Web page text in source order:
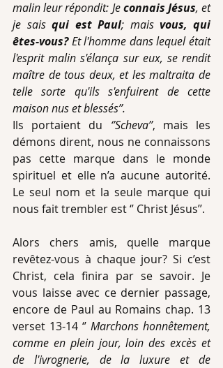
malin leur répondit: Je connais Jésus, et
je sais qui est Paul; mais vous, qui
êtes-vous? Et l'homme dans lequel était
l'esprit malin s'élança sur eux, se rendit
maître de tous deux, et les maltraita de
telle sorte qu'ils s'enfuirent de cette
maison nus et blessés’’.
Ils portaient du ‘’Scheva’’, mais les
démons dirent, nous ne connaissons
pas cette marque dans le monde
spirituel et elle n’a aucune autorité.
Le seul nom et la seule marque qui
nous fait trembler est ‘’ Christ Jésus’’.
Alors chers amis, quelle marque
revêtez-vous à chaque jour? Si c’est
Christ, cela finira par se savoir. Je
vous laisse avec ce dernier passage,
encore de Paul au Romains chap. 13
verset 13-14 ‘’ Marchons honnêtement,
comme en plein jour, loin des excès et
de l'ivrognerie, de la luxure et de